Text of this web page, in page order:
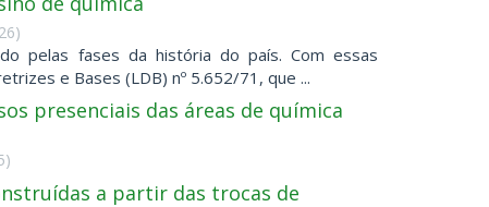
)
pelas fases da história do país. Com essas
e Bases (LDB) nº 5.652/71, que ...
presenciais das áreas de química
)
a partir das trocas de